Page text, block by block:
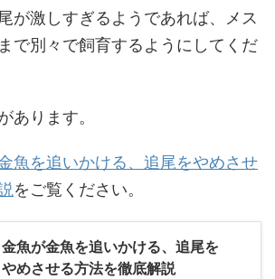
が激しすぎるようであれば、メス
で別々で飼育するようにしてくだ
あります。
魚を追いかける、追尾をやめさせ
をご覧ください。
金魚が金魚を追いかける、追尾を
やめさせる方法を徹底解説